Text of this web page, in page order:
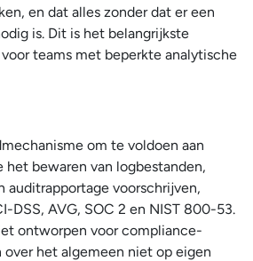
en dat alles zonder dat er een
is. Dit is het belangrijkste
teams met beperkte analytische
om te voldoen aan
bewaren van logbestanden,
auditrapportage voorschrijven,
DSS, AVG, SOC 2 en NIST 800-53.
ontworpen voor compliance-
het algemeen niet op eigen